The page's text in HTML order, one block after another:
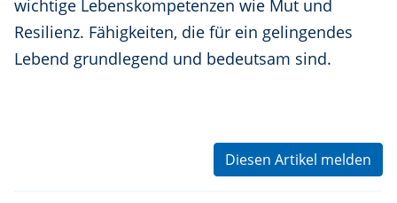
wichtige Lebenskompetenzen wie Mut und
Resilienz. Fähigkeiten, die für ein gelingendes
Lebend grundlegend und bedeutsam sind.
Diesen Artikel melden